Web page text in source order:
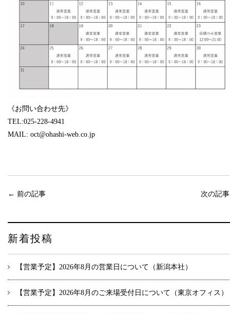
《お問い合わせ先》
TEL:025-228-4941
MAIL: oct@ohashi-web.co.jp
← 前の記事 次の記
新着投稿
【営業予定】2026年8月の営業日について（新潟本社）
【営業予定】2026年8月のご来場受付日について（東京オフィス）